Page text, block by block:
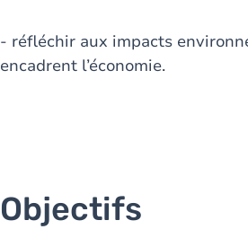
- réfléchir aux impacts
encadrent l’économie.
Objectifs